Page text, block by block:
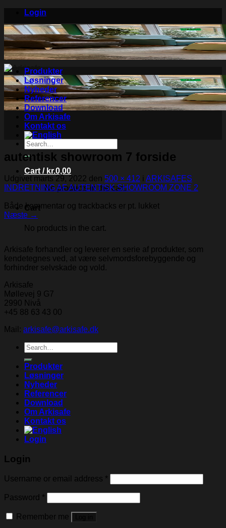
content
Login
Search
for:
Cart / kr.0,00
No products in the cart.
Cart
No products in the cart.
Produkter
Løsninger
Nyheder
Referencer
Download
Om Arkisafe
Kontakt os
autentisk showroom 7 forside
Udgivet marts 29, 2022 den 500 × 412 i ARKISAFES
INDRETNING AF AUTENTISK SHOWROOM ZONE 2
Både kommentar og trackbacks er pt. lukket
Næste →
Arkisafe forhandler og leverer en serie af produkter, som
kendetegnes ved, at være selvmordsforebyggende og
forhindrer selvskade og vold.
Arkisafe
Møllevej 9 G7
2990 Nivå
+45 88 63 43 00
Mail: arkisafe@arkisafe.dk
Search
for:
Produkter
Løsninger
Nyheder
Referencer
Download
Om Arkisafe
Kontakt os
Login
Login
Username or email address *
Password *
Remember me